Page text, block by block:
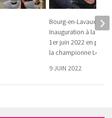
Bourg-en-Lavaux –
Inauguration à la
1er juin 2022 en
la championne Léa
9 JUIN 2022